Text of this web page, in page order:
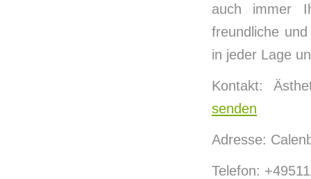
auch immer
freundliche
in jeder Lage
Kontakt:
senden
Adresse:
Telefon: